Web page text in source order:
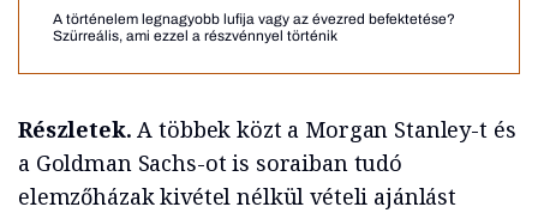
A történelem legnagyobb lufija vagy az évezred befektetése?
Szürreális, ami ezzel a részvénnyel történik
Részletek.A többek közt a Morgan Stanley-t és
a Goldman Sachs-ot is soraiban tudó
elemzőházak kivétel nélkül vételi ajánlást